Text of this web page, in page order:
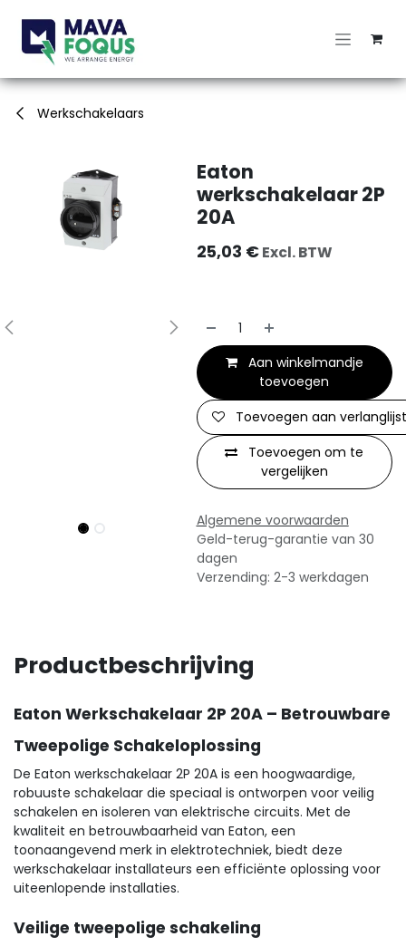
Werkschakelaars
Eaton
werkschakelaar 2P
20A
25,03 €Excl. BTW
Aan winkelmandje
toevoegen
Toevoegen om te
vergelijken
Toevoegen aan verlanglijst
Algemene voorwaarden
Geld-terug-garantie van 30
dagen
Verzending: 2-3 werkdagen
Productbeschrijving
Eaton Werkschakelaar 2P 20A – Betrouwbare
Tweepolige Schakeloplossing
De Eaton werkschakelaar 2P 20A is een hoogwaardige,
robuuste schakelaar die speciaal is ontworpen voor veilig
schakelen en isoleren van elektrische circuits. Met de
kwaliteit en betrouwbaarheid van Eaton, een
toonaangevend merk in elektrotechniek, biedt deze
werkschakelaar installateurs een efficiënte oplossing voor
uiteenlopende installaties.
Veilige tweepolige schakeling